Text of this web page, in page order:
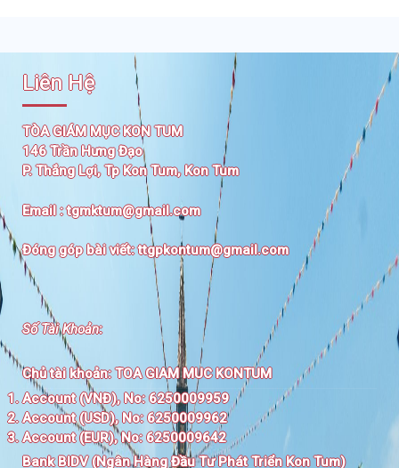
Liên Hệ
TÒA GIÁM MỤC KON TUM
146 Trần Hưng Đạo
P. Thắng Lợi, Tp Kon Tum, Kon Tum
Email :tgmktum@gmail.com
Đóng góp bài viết:ttgpkontum@gmail.com
Số Tài Khoản:
Chủ tài khoản:TOA GIAM MUC KONTUM
Account (VNĐ), No: 6250009959
Account (USD), No: 6250009962
Account (EUR), No: 6250009642
Bank BIDV (Ngân Hàng Đầu Tư Phát Triển Kon Tum)